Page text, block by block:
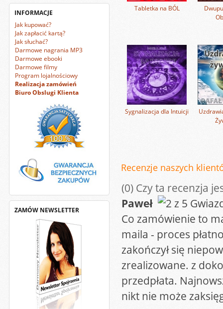
INFORMACJE
Jak kupować?
Jak zapłacić kartą?
Jak słuchać?
Darmowe nagrania MP3
Darmowe ebooki
Darmowe filmy
Program lojalnościowy
Realizacja zamówień
Biuro Obslugi Klienta
ZAMÓW NEWSLETTER
Tabletka na BÓL
Sygnalizacja dla Intuicji
Recenzje naszych
(0) Czy ta recenzja
Paweł
Co zamówienie to
maila - proces
zakończył się
zrealizowane. z
przedpłata.
nikt nie może